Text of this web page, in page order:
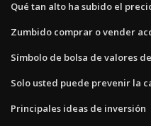
Qué tan alto ha subido el
Zumbido comprar o vender
Símbolo de bolsa de valores
Solo usted puede prevenir la
Principales ideas de inversión